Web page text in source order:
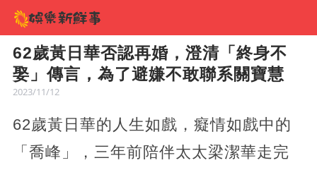
62歲黃日華否認再婚，澄清「終身不
娶」傳言，為了避嫌不敢聯系關寶慧
2023/11/12
62歲黃日華的人生如戲，癡情如戲中的
「喬峰」，三年前陪伴太太梁潔華走完